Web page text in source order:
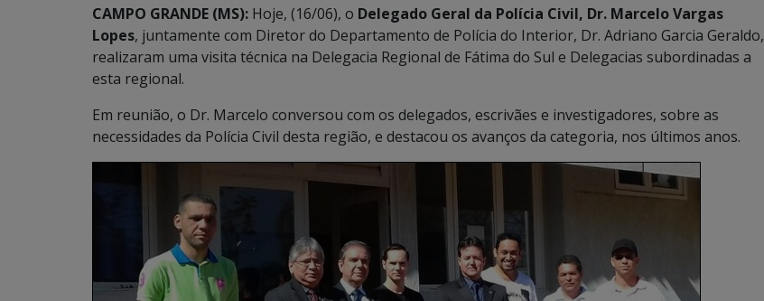
CAMPO GRANDE (MS): Hoje, (16/06), o Delegado Geral da Polícia Civil, Dr. Marcelo Vargas
Lopes, juntamente com Diretor do Departamento de Polícia do Interior, Dr. Adriano Garcia Geraldo,
realizaram uma visita técnica na Delegacia Regional de Fátima do Sul e Delegacias subordinadas a
esta regional.
Em reunião, o Dr. Marcelo conversou com os delegados, escrivães e investigadores, sobre as
necessidades da Polícia Civil desta região, e destacou os avanços da categoria, nos últimos anos.